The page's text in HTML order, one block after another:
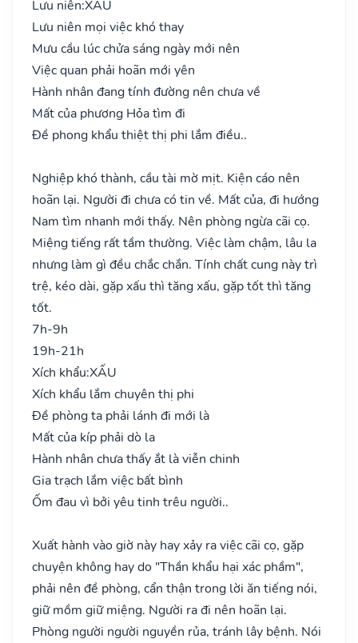
Lưu niên:XẤU
Lưu niên mọi việc khó thay
Mưu cầu lúc chửa sáng ngày mới nên
Việc quan phải hoãn mới yên
Hành nhân đang tính đường nên chưa về
Mất của phương Hỏa tìm đi
Đề phong khẩu thiệt thị phi lắm điều..
Nghiệp khó thành, cầu tài mờ mịt. Kiện cáo nên
hoãn lại. Người đi chưa có tin về. Mất của, đi hướng
Nam tìm nhanh mới thấy. Nên phòng ngừa cãi cọ.
Miệng tiếng rất tầm thường. Việc làm chậm, lâu la
nhưng làm gì đều chắc chắn. Tính chất cung này trì
trệ, kéo dài, gặp xấu thì tăng xấu, gặp tốt thì tăng
tốt.
7h-9h
19h-21h
Xích khẩu:XẤU
Xích khẩu lắm chuyên thị phi
Đề phòng ta phải lánh đi mới là
Mất của kíp phải dò la
Hành nhân chưa thấy ắt là viễn chinh
Gia trạch lắm việc bất bình
Ốm đau vì bởi yêu tinh trêu người..
Xuất hành vào giờ này hay xảy ra việc cãi cọ, gặp
chuyện không hay do "Thần khẩu hại xác phầm",
phải nên đề phòng, cẩn thận trong lời ăn tiếng nói,
giữ mồm giữ miệng. Người ra đi nên hoãn lại.
Phòng người người nguyền rủa, tránh lây bệnh. Nói